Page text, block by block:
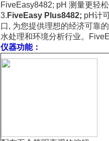
FiveEasy8482; pH 测量更轻松
3. FiveEasy Plus8482; pH计
口, 为您提供理想的经济可靠
水处理和环境分析行业。
仪器功能：